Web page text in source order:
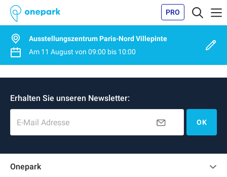
PRO
Ausstellungszentrum Paris-Nord Villepinte
Am 11 August von 09:00 bis 10:00
Erhalten Sie unseren Newsletter:
E-Mail Adresse OK
Onepark